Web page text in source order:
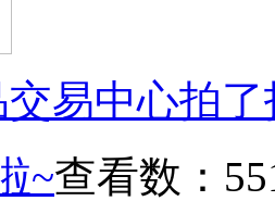
易中心拍
~查看数：